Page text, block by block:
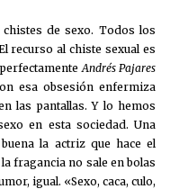
de sexo. Todos los
recurso al chiste sexual es
Andrés Pajares
esa obsesión enfermiza
las pantallas. Y lo hemos
en esta sociedad. Una
la actriz que hace el
fragancia no sale en bolas
igual. «Sexo, caca, culo,